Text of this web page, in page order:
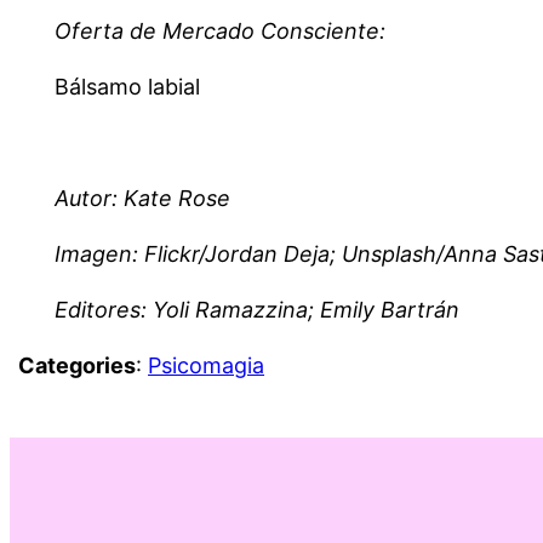
Oferta de Mercado Consciente:
Bálsamo labial
Autor: Kate Rose
Imagen: Flickr/Jordan Deja; Unsplash/Anna
Editores: Yoli Ramazzina; Emily Bartrán
Categories: Psicomagia